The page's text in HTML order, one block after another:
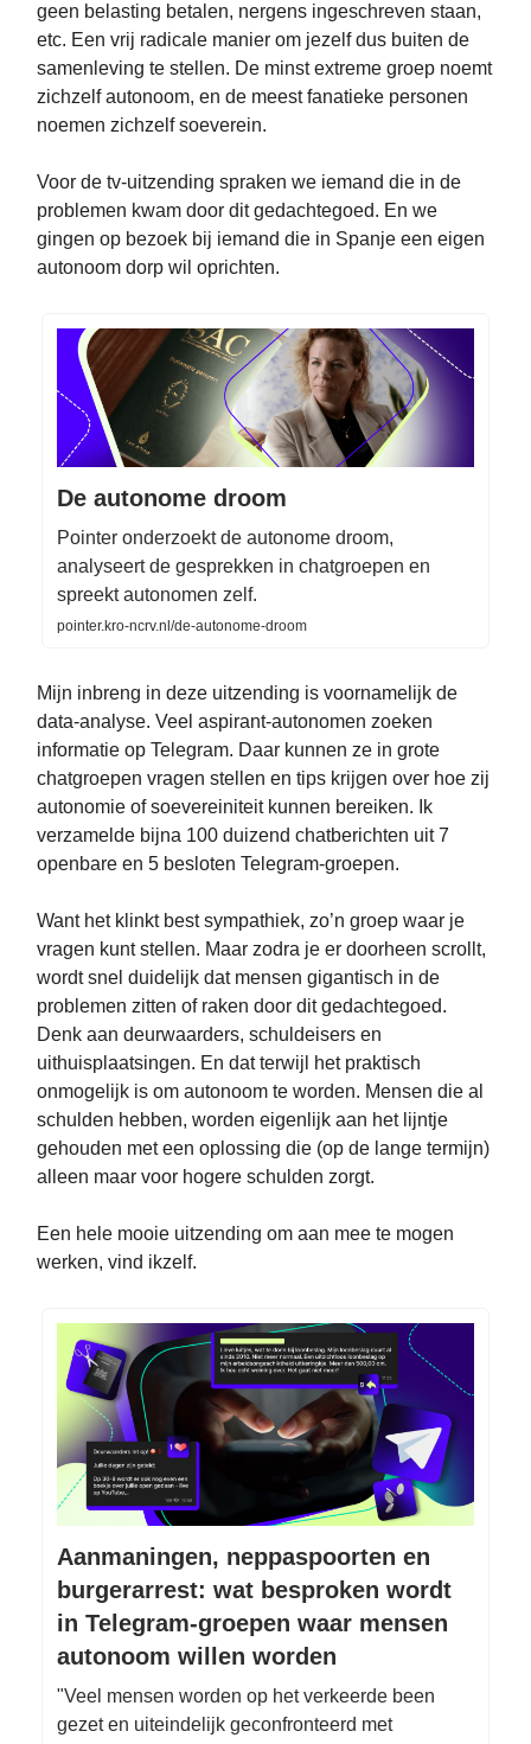
geen belasting betalen, nergens ingeschreven staan,
etc. Een vrij radicale manier om jezelf dus buiten de
samenleving te stellen. De minst extreme groep noemt
zichzelf autonoom, en de meest fanatieke personen
noemen zichzelf soeverein.
Voor de tv-uitzending spraken we iemand die in de
problemen kwam door dit gedachtegoed. En we
gingen op bezoek bij iemand die in Spanje een eigen
autonoom dorp wil oprichten.
De autonome droom
Pointer onderzoekt de autonome droom,
analyseert de gesprekken in chatgroepen en
spreekt autonomen zelf.
pointer.kro-ncrv.nl/de-autonome-droom
Mijn inbreng in deze uitzending is voornamelijk de
data-analyse. Veel aspirant-autonomen zoeken
informatie op Telegram. Daar kunnen ze in grote
chatgroepen vragen stellen en tips krijgen over hoe zij
autonomie of soevereiniteit kunnen bereiken. Ik
verzamelde bijna 100 duizend chatberichten uit 7
openbare en 5 besloten Telegram-groepen.
Want het klinkt best sympathiek, zo’n groep waar je
vragen kunt stellen. Maar zodra je er doorheen scrollt,
wordt snel duidelijk dat mensen gigantisch in de
problemen zitten of raken door dit gedachtegoed.
Denk aan deurwaarders, schuldeisers en
uithuisplaatsingen. En dat terwijl het praktisch
onmogelijk is om autonoom te worden. Mensen die al
schulden hebben, worden eigenlijk aan het lijntje
gehouden met een oplossing die (op de lange termijn)
alleen maar voor hogere schulden zorgt.
Een hele mooie uitzending om aan mee te mogen
werken, vind ikzelf.
Aanmaningen, neppaspoorten en
burgerarrest: wat besproken wordt
in Telegram-groepen waar mensen
autonoom willen worden
"Veel mensen worden op het verkeerde been
gezet en uiteindelijk geconfronteerd met